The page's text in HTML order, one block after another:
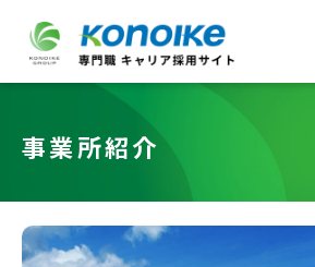
事業所紹介